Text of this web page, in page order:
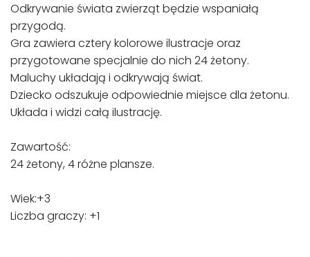
Odkrywanie świata zwierząt będzie wspaniałą
przygodą.
Gra zawiera cztery kolorowe ilustracje oraz
przygotowane specjalnie do nich 24 żetony.
Maluchy układają i odkrywają świat.
Dziecko odszukuje odpowiednie miejsce dla żetonu.
Układa i widzi całą ilustrację.
Zawartość:
24 żetony, 4 różne plansze.
Wiek:+3
Liczba graczy: +1